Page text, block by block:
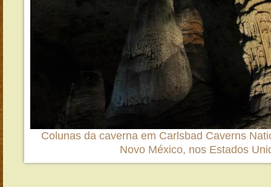
Colunas da caverna em Carlsbad Caverns
Novo México, nos Estados